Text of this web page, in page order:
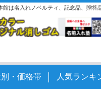
は名入れノベルティ、記念品、贈答
・価格帯 人気ランキ